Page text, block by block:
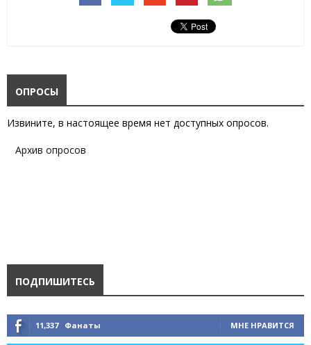
ОПРОСЫ
Извините, в настоящее время нет доступных опросов.
Архив опросов
ПОДПИШИТЕСЬ
11,337 Фанаты МНЕ НРАВИТСЯ